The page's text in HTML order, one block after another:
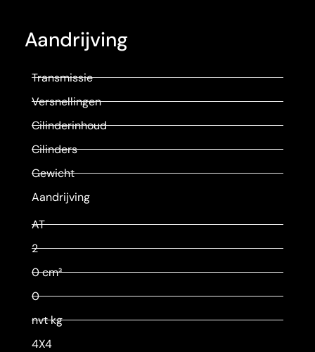
Aandrijving
Transmissie
Versnellingen
Cilinderinhoud
Cilinders
Gewicht
Aandrijving
AT
2
0 cm³
0
nvt kg
4X4